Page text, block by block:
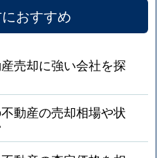
おすすめ
売却に強い会社を探
動産の売却相場や状